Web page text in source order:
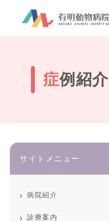
症例紹介
サイトメニュー
病院紹介
診療案内